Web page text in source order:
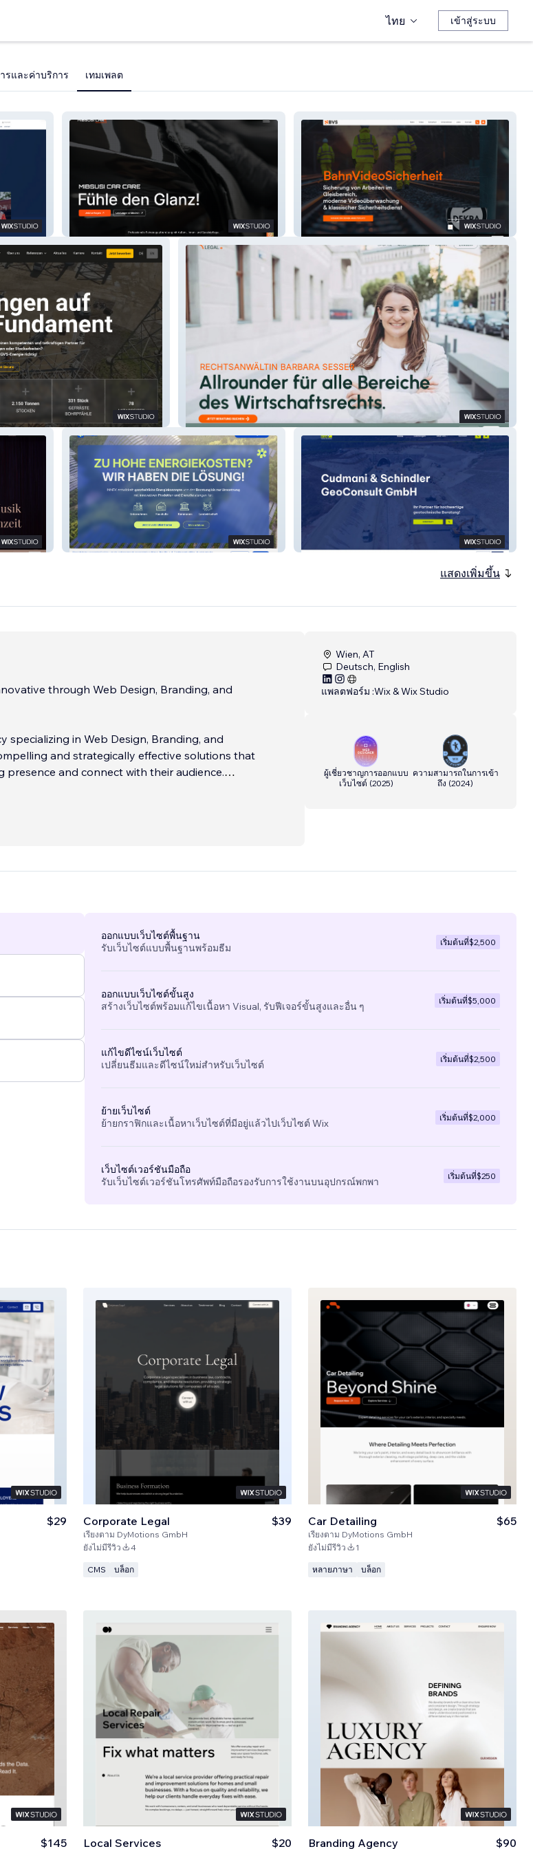
ไทย เข้าสู่ระบบ
รและค่าบริการ เทมเพลต
BahnVideoSicherheit
SESSER LEGAL
INNEK - INNOVATIVE
ENERGIEKONZEPTE
CS GeoConsult
แสดงเพิ่มขึ้น
through Web Design, Branding, and
specializing in Web Design, Branding, and
and strategically effective solutions that
presence and connect with their audience.
Wien, AT
Deutsch, English
แพลตฟอร์ม :Wix & Wix Studio
ผู้เชี่ยวชาญการออกแบบ
เว็บไซต์ (2025)
ความสามารถในการเข้า
ถึง (2024)
ออกแบบเว็บไซต์พื้นฐาน
รับเว็บไซต์แบบพื้นฐานพร้อมธีม
เริ่มต้นที่$2,500
ออกแบบเว็บไซต์ขั้นสูง
สร้างเว็บไซต์พร้อมแก้ไขเนื้อหา Visual, รับฟีเจอร์ขั้นสูงและอื่น ๆ
เริ่มต้นที่$5,000
แก้ไขดีไซน์เว็บไซต์
เปลี่ยนธีมและดีไซน์ใหม่สำหรับเว็บไซต์
เริ่มต้นที่$2,500
ย้ายเว็บไซต์
ย้ายกราฟิกและเนื้อหาเว็บไซต์ที่มีอยู่แล้วไปเว็บไซต์ Wix
เริ่มต้นที่$2,000
เว็บไซต์เวอร์ชันมือถือ
รับเว็บไซต์เวอร์ชันโทรศัพท์มือถือรองรับการใช้งานบนอุปกรณ์พกพา
เริ่มต้นที่$250
$29 Corporate Legal
เรียงตาม DyMotions GmbH
$39
ยังไม่มีรีวิว 4
CMS บล็อก
Car Detailing
เรียงตาม DyMotions GmbH
$65
ยังไม่มีรีวิว 1
หลายภาษา บล็อก
$145 Local Services $20 Branding Agency $90